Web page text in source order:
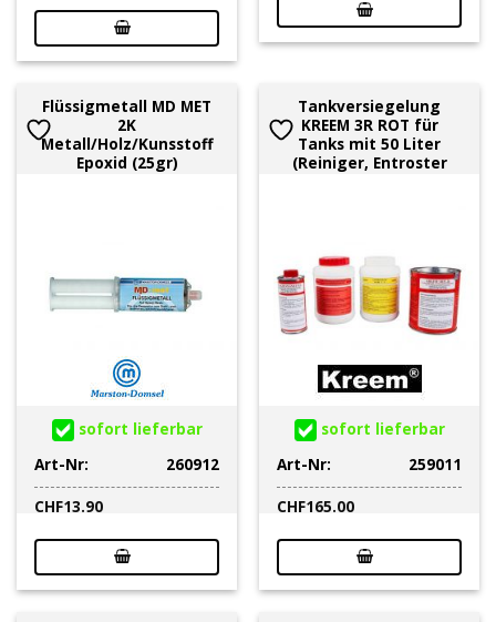
Flüssigmetall MD MET
2K
Metall/Holz/Kunsstoff
Epoxid (25gr)
sofort lieferbar
Art-Nr:
260912
CHF13.90
Tankversiegelung
KREEM 3R ROT für
Tanks mit 50 Liter
(Reiniger, Entroster
sofort lieferbar
Art-Nr:
259011
CHF165.00